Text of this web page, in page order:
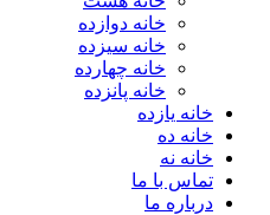
خانه دوازده
خانه سیزده
خانه چهارده
خانه پانزده
خانه یازده
خانه ده
خانه نه
تماس با ما
درباره ما